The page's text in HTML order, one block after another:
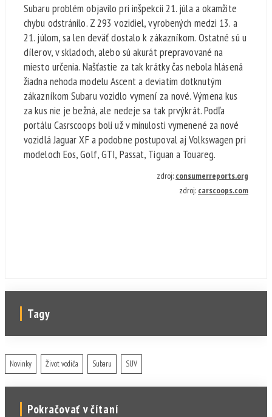
Subaru problém objavilo pri inšpekcii 21. júla a okamžite
chybu odstránilo. Z 293 vozidiel, vyrobených medzi 13. a
21. júlom, sa len deväť dostalo k zákazníkom. Ostatné sú u
dílerov, v skladoch, alebo sú akurát prepravované na
miesto určenia. Našťastie za tak krátky čas nebola hlásená
žiadna nehoda modelu Ascent a deviatim dotknutým
zákazníkom Subaru vozidlo vymení za nové. Výmena kus
za kus nie je bežná, ale nedeje sa tak prvýkrát. Podľa
portálu Casrscoops boli už v minulosti vymenené za nové
vozidlá Jaguar XF a podobne postupoval aj Volkswagen pri
modeloch Eos, Golf, GTI, Passat, Tiguan a Touareg.
zdroj: consumerreports.org
zdroj: carscoops.com
Tagy
Novinky Život vodiča Subaru SUV
Pokračovať v čítaní